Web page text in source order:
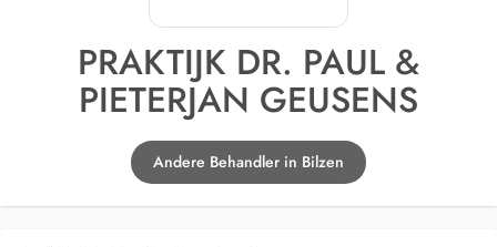
PRAKTIJK DR. PAUL &
PIETERJAN GEUSENS
Andere Behandler in Bilzen